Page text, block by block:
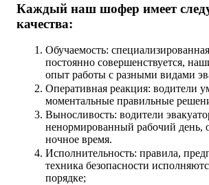
Каждый наш шофер имеет
качества:
Обучаемость:
постоянно совершенствуется,
опыт работы с разными видами
Оперативная реакция: водители
моментальные правильные
Выносливость: водители
ненормированный рабочий день,
ночное время.
Исполнительность: правила,
техника безопасности
порядке;